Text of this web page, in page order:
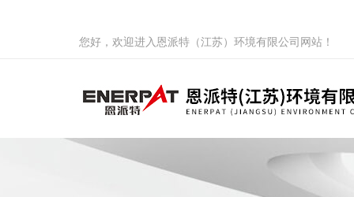
您好，欢迎进入恩派特（江苏）环境有限公司网站！